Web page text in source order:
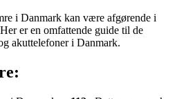
i Danmark kan være afgørende i
er en omfattende guide til de
akuttelefoner i Danmark.